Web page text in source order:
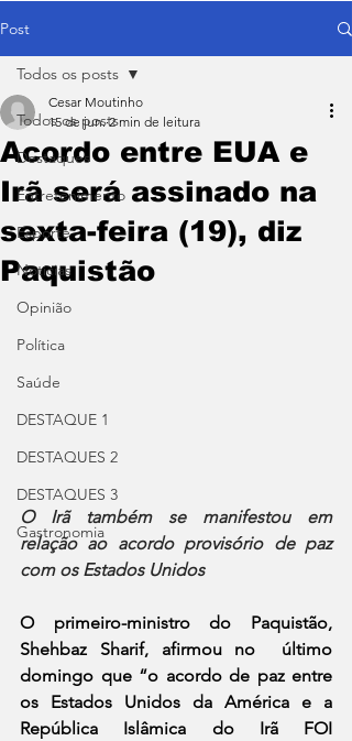
Post
Todos os posts
Destaques
Entretenimento
Esporte
Notícias
Opinião
Política
Saúde
DESTAQUE 1
DESTAQUES 2
DESTAQUES 3
Gastronomia
Todos os posts
Acordo entre EUA e
Irã será assinado na
sexta-feira (19), diz
Paquistão
Cesar Moutinho
15 de jun. 2 min de leitura
O Irã também se manifestou em
relação ao acordo provisório de paz
com os Estados Unidos
O primeiro-ministro do Paquistão,
Shehbaz Sharif, afirmou no  último
domingo que “o acordo de paz entre
os Estados Unidos da América e a
República Islâmica do Irã FOI